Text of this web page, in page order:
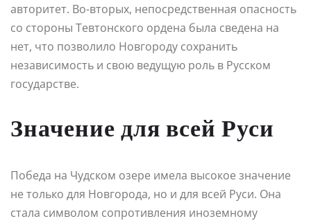
авторитет. Во-вторых, непосредственная опасность
со стороны Тевтонского ордена была сведена на
нет, что позволило Новгороду сохранить
независимость и свою ведущую роль в Русском
государстве.
Значение для всей Руси
Победа на Чудском озере имела высокое значение
не только для Новгорода, но и для всей Руси. Она
стала символом сопротивления иноземному